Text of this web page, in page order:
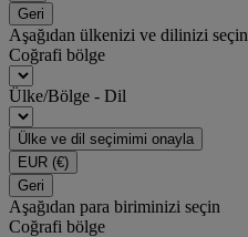
Geri
Aşağıdan ülkenizi ve dilinizi seçin
Coğrafi bölge
Ülke/Bölge - Dil
Ülke ve dil seçimimi onayla
EUR (€)
Geri
Aşağıdan para biriminizi seçin
Coğrafi bölge